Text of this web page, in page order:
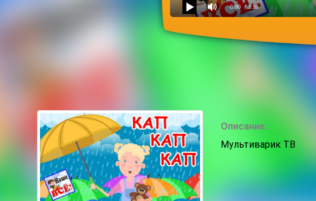
0:00 / 3:10
Дождик
Описание:
Мультиварик ТВ